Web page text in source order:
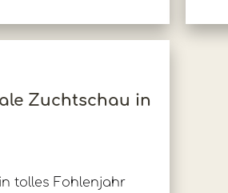
Zuchtschau in
tolles Fohlenjahr